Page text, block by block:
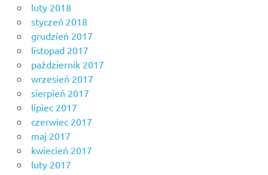
luty 2018
styczeń 2018
grudzień 2017
listopad 2017
październik 2017
wrzesień 2017
sierpień 2017
lipiec 2017
czerwiec 2017
maj 2017
kwiecień 2017
luty 2017